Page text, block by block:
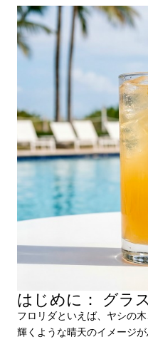
はじめに： グラ
フロリダといえば、ヤシの
輝くような晴天のイメージ